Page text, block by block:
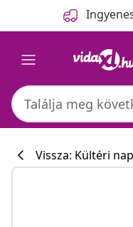
Vissza: Kültéri